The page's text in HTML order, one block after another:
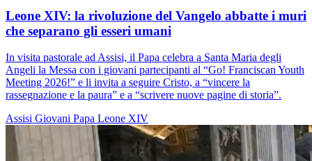
Leone XIV: la rivoluzione del Vangelo abbatte i muri
che separano gli esseri umani
In visita pastorale ad Assisi, il Papa celebra a Santa Maria degli
Angeli la Messa con i giovani partecipanti al “Go! Franciscan Youth
Meeting 2026!” e li invita a seguire Cristo, a “vincere la
rassegnazione e la paura” e a “scrivere nuove pagine di storia”.
Assisi Giovani Papa Leone XIV